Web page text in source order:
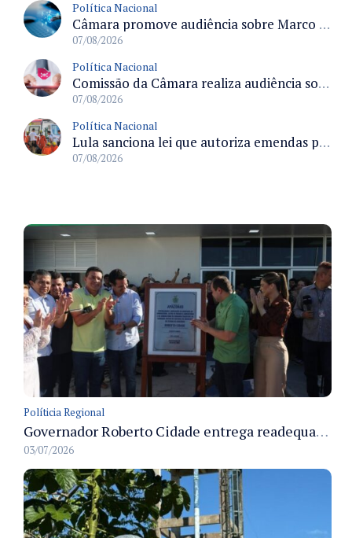
Política Nacional
Câmara promove audiência sobre Marco de Fomento à Economia Digital e impactos da inteligência artificial
07/08/2026
Política Nacional
Comissão da Câmara realiza audiência sobre apostas online para medir o tamanho do mercado ilegal
07/08/2026
Política Nacional
Lula sanciona lei que autoriza emendas parlamentares para atendimento pré-hospitalar pelos bombeiros
07/08/2026
Políticia Regional
Governador Roberto Cidade entrega readequação do ambulatório da FCecon e amplia capacidade de atendimento oncológico em Manaus
03/07/2026